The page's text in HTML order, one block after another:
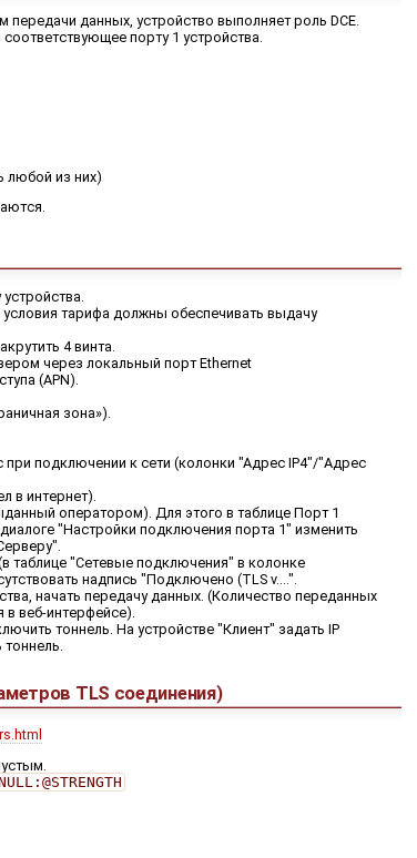
передачи данных, устройство выполняет роль DCE.
порту 1 устройства.
любой из них)
тарифа должны обеспечивать выдачу
4 винта.
через локальный порт Ethernet
(APN).
зона»).
при подключении к сети (колонки "Адрес IP4"/"Адрес
в интернет).
оператором). Для этого в таблице Порт 1
"Настройки подключения порта 1" изменить
таблице "Сетевые подключения" в колонке
надпись "Подключено (TLS v....".
начать передачу данных. (Количество переданных
веб-интерфейсе).
тоннель. На устройстве "Клиент" задать IP
TLS соединения)